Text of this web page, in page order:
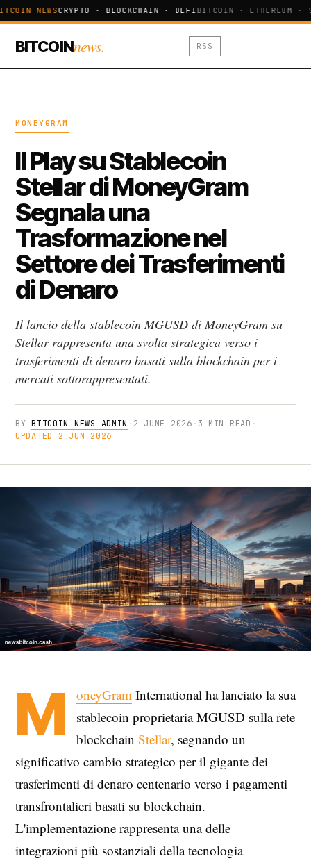
NEWSCRYPTO · BLOCKCHAIN · DEFIBITCOIN · ETHEREUM ·
BITCOINnews. RSS
MONEYGRAM
Il Play su Stablecoin
Stellar di MoneyGram
Segnala una
Trasformazione nel
Settore dei Trasferimenti
di Denaro
Il lancio della stablecoin MGUSD di MoneyGram su
Stellar rappresenta una svolta strategica verso i
trasferimenti di denaro basati sulla blockchain per i
mercati sottorappresentati.
BYBITCOIN NEWS ADMIN · 2 JUNE 2026 · 3 MIN READ ·
UPDATED 2 JUN 2026
M oneyGram International ha lanciato la sua
stablecoin proprietaria MGUSD sulla rete
blockchain Stellar, segnando un
significativo cambio strategico per il gigante dei
trasferimenti di denaro centenario verso i pagamenti
transfrontalieri basati su blockchain.
L'implementazione rappresenta una delle
integrazioni più sostanziali della tecnologia